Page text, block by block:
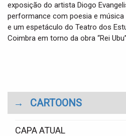
exposição do artista Diogo
performance com poesia e
e um espetáculo do Teatro dos
Coimbra em torno da obra “Rei
→ CARTOONS
CAPA ATUAL